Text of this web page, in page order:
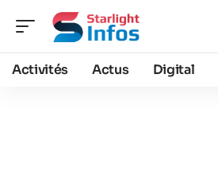
Activités Actus Digital